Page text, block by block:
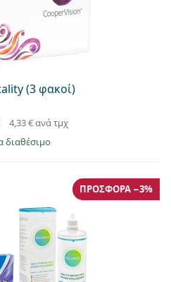
(3 φακοί)
4,33 €ανά τμχ
διαθέσιμο
ΠΡΟΣΦΟΡΆ −3%